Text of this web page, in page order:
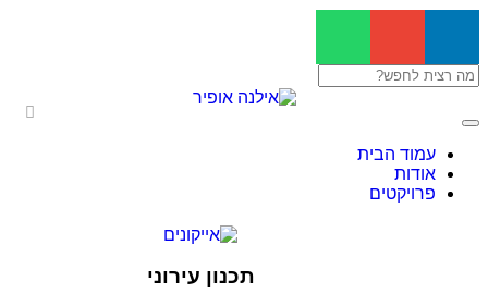
עמוד הבית
אודות
פרויקטים
תכנון עירוני